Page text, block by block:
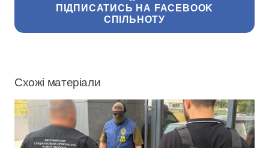
ПІДПИСАТИСЬ НА FACEBOOK
СПІЛЬНОТУ
Схожі матеріали